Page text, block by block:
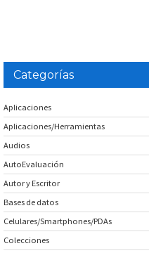
Categorías
Aplicaciones
Aplicaciones/Herramientas
Audios
AutoEvaluación
Autor y Escritor
Bases de datos
Celulares/Smartphones/PDAs
Colecciones